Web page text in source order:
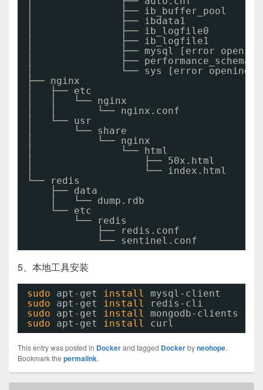
│               ├── ib_buffer_pool
│               ├── ibdata1
│               ├── ib_logfile0
│               ├── ib_logfile1
│               ├── mysql [error
│               ├──
│               └── sys [error opening
├── nginx
│   ├── etc
│   │   └── nginx
│   │       └── nginx.conf
│   └── usr
│       └── share
│           └── nginx
│               └── html
│                   ├── 50x.html
│                   └── index.html
└── redis
├── data
│   └── dump.rdb
└── etc
└── redis
├── redis.conf
└── sentinel.conf
5、本地工具安装
sudo apt-get install
mysql-client
sudo
apt-get install
redis-cli
sudo
apt-get install
mongodb-clients
sudo
apt-get install curl
This entry was posted in Dockerand tagged Dockerbyneohope.
Bookmark the permalink.